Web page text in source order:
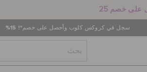
سجل في كروكس كلوب وأحصل على خصم*! 15%